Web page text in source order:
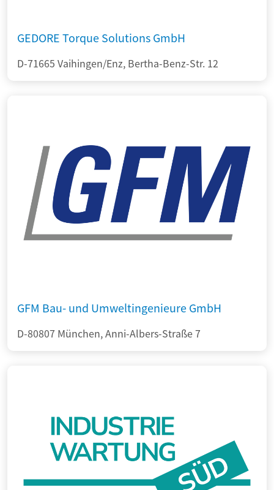
GEDORE Torque Solutions GmbH
D-71665 Vaihingen/Enz, Bertha-Benz-Str. 12
GFM Bau- und Umweltingenieure GmbH
D-80807 München, Anni-Albers-Straße 7